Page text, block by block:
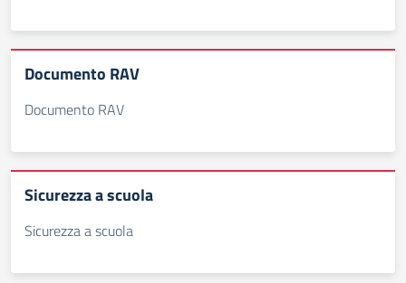
Documento RAV
Documento RAV
Sicurezza a scuola
Sicurezza a scuola